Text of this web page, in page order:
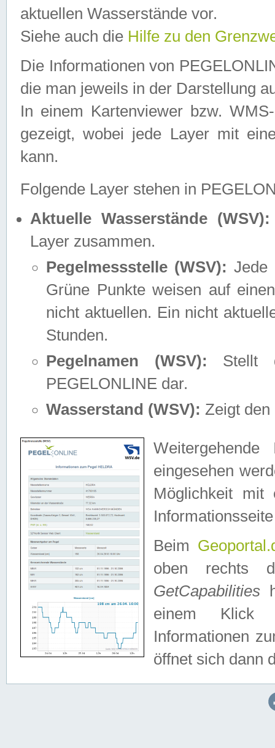
aktuellen Wasserstände vor.
Siehe auch die Hilfe zu den
Die Informationen von
die man jeweils in der Darstellung
In einem Kartenviewer bzw.
gezeigt, wobei jede Layer mit
kann.
Folgende Layer stehen in
Aktuelle Wasserstände (WSV):
Layer zusammen.
Pegelmessstelle (WSV): Jede
Grüne Punkte weisen auf
nicht aktuellen. Ein nicht
Stunden.
Pegelnamen (WSV): Stellt
PEGELONLINE dar.
Wasserstand (WSV): Zeigt den
eingesehen
Möglichkeit mit
Beim
oben rechts
GetCapabilities
einem Klick
Informationen
öffnet sich dann